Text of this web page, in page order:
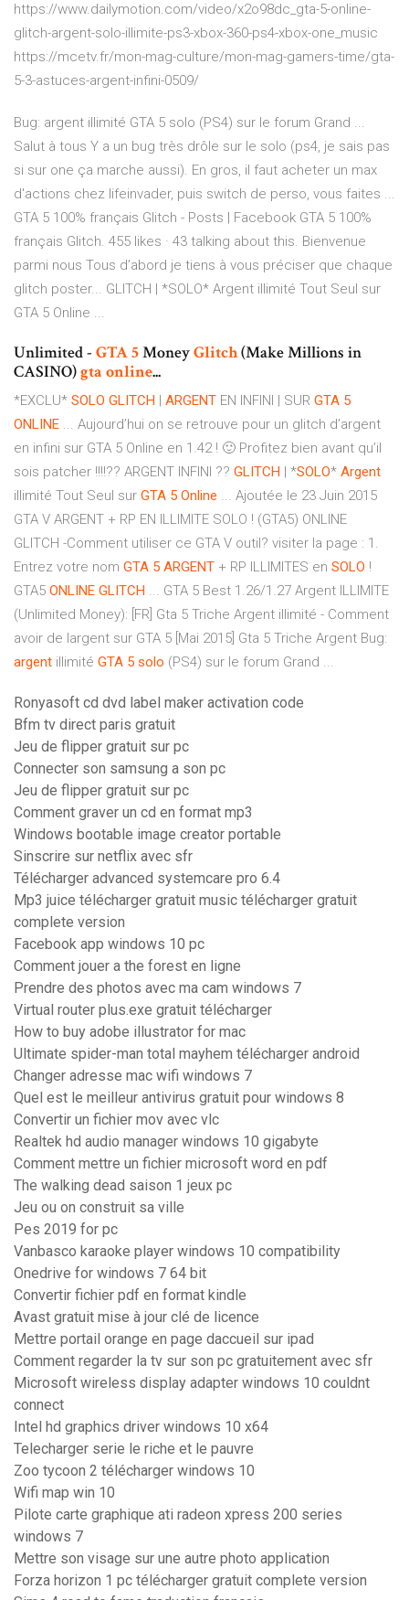
https://www.dailymotion.com/video/x2o98dc_gta-5-online-
glitch-argent-solo-illimite-ps3-xbox-360-ps4-xbox-one_music
https://mcetv.fr/mon-mag-culture/mon-mag-gamers-time/gta-
5-3-astuces-argent-infini-0509/
Bug: argent illimité GTA 5 solo (PS4) sur le forum Grand ...
Salut à tous Y a un bug très drôle sur le solo (ps4, je sais pas
si sur one ça marche aussi). En gros, il faut acheter un max
d'actions chez lifeinvader, puis switch de perso, vous faites ...
GTA 5 100% français Glitch - Posts | Facebook GTA 5 100%
français Glitch. 455 likes · 43 talking about this. Bienvenue
parmi nous Tous d’abord je tiens à vous préciser que chaque
glitch poster... GLITCH | *SOLO* Argent illimité Tout Seul sur
GTA 5 Online ...
Unlimited - GTA5MoneyGlitch(Make Millions in
CASINO)gta online...
*EXCLU* SOLO GLITCH ARGENT EN INFINI | SUR GTA 5
ONLINE ... Aujourd’hui on se retrouve pour un glitch d’argent
en infini sur GTA 5 Online en 1.42 ! 🙂 Profitez bien avant qu’il
sois patcher !!!!?? ARGENT INFINI ?? GLITCH | *SOLO* Argent
illimité Tout Seul sur GTA 5 Online ... Ajoutée le 23 Juin 2015
GTA V ARGENT + RP EN ILLIMITE SOLO ! (GTA5) ONLINE
GLITCH -Comment utiliser ce GTA V outil? visiter la page : 1.
Entrez votre nom GTA 5 ARGENT + RP ILLIMITES en SOLO !
GTA5 ONLINE GLITCH ... GTA 5 Best 1.26/1.27 Argent ILLIMITE
(Unlimited Money): [FR] Gta 5 Triche Argent illimité - Comment
avoir de largent sur GTA 5 [Mai 2015] Gta 5 Triche Argent Bug:
argent illimité GTA 5 solo (PS4) sur le forum Grand ...
Ronyasoft cd dvd label maker activation code
Bfm tv direct paris gratuit
Jeu de flipper gratuit sur pc
Connecter son samsung a son pc
Jeu de flipper gratuit sur pc
Comment graver un cd en format mp3
Windows bootable image creator portable
Sinscrire sur netflix avec sfr
Télécharger advanced systemcare pro 6.4
Mp3 juice télécharger gratuit music télécharger gratuit
complete version
Facebook app windows 10 pc
Comment jouer a the forest en ligne
Prendre des photos avec ma cam windows 7
Virtual router plus.exe gratuit télécharger
How to buy adobe illustrator for mac
Ultimate spider-man total mayhem télécharger android
Changer adresse mac wifi windows 7
Quel est le meilleur antivirus gratuit pour windows 8
Convertir un fichier mov avec vlc
Realtek hd audio manager windows 10 gigabyte
Comment mettre un fichier microsoft word en pdf
The walking dead saison 1 jeux pc
Jeu ou on construit sa ville
Pes 2019 for pc
Vanbasco karaoke player windows 10 compatibility
Onedrive for windows 7 64 bit
Convertir fichier pdf en format kindle
Avast gratuit mise à jour clé de licence
Mettre portail orange en page daccueil sur ipad
Comment regarder la tv sur son pc gratuitement avec sfr
Microsoft wireless display adapter windows 10 couldnt
connect
Intel hd graphics driver windows 10 x64
Telecharger serie le riche et le pauvre
Zoo tycoon 2 télécharger windows 10
Wifi map win 10
Pilote carte graphique ati radeon xpress 200 series
windows 7
Mettre son visage sur une autre photo application
Forza horizon 1 pc télécharger gratuit complete version